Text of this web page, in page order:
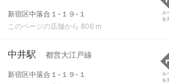
新宿区中落合１-１９-１
このページの店舗から 806 m
ル
を
中井駅 都営大江戸線
新宿区中落合１-１９-１
ル
を